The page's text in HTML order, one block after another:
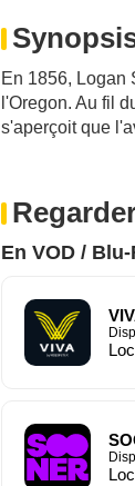
En 1856, Logan
l'Oregon. Au fil
s'aperçoit que
En VOD / Blu-